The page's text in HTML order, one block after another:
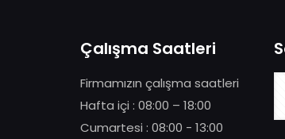
Çalışma Saatleri
Firmamızın çalışma saatleri
Hafta içi : 08:00 – 18:00
Cumartesi : 08:00 - 13:00